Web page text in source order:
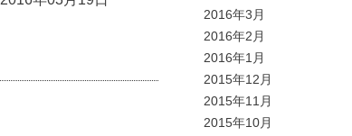
2016年3月
2016年2月
2016年1月
2015年12月
2015年11月
2015年10月